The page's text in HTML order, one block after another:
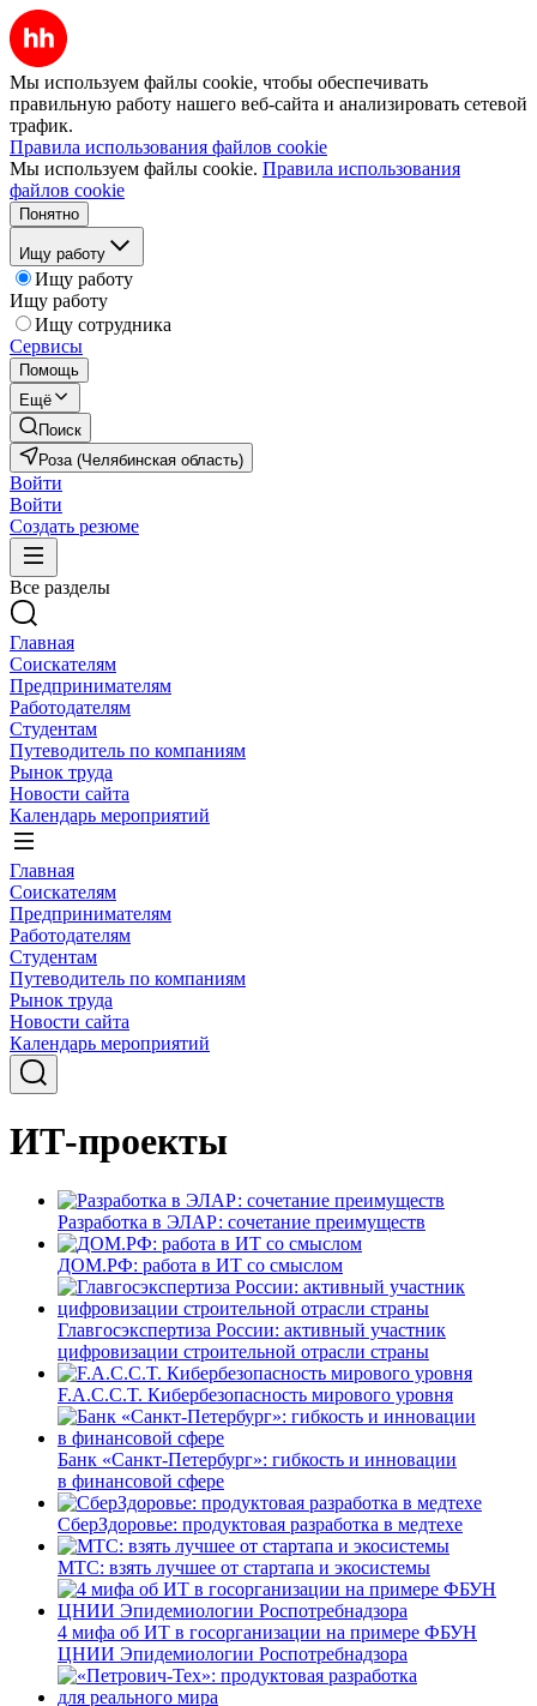
Мы используем файлы cookie, чтобы обеспечивать
правильную работу нашего веб-сайта и анализировать сетевой
трафик.
Правила использования файлов cookie
Мы используем файлы cookie. Правила использования
файлов cookie
Понятно
Ищу работу
Ищу работу
Ищу работу
Ищу сотрудника
Сервисы
Помощь
Ещё
Поиск
Роза (Челябинская область)
Войти
Войти
Создать резюме
Все разделы
Главная
Соискателям
Предпринимателям
Работодателям
Студентам
Путеводитель по компаниям
Рынок труда
Новости сайта
Календарь мероприятий
Главная
Соискателям
Предпринимателям
Работодателям
Студентам
Путеводитель по компаниям
Рынок труда
Новости сайта
Календарь мероприятий
ИТ-проекты
Разработка в ЭЛАР: сочетание преимуществ
ДОМ.РФ: работа в ИТ со смыслом
Главгосэкспертиза России: активный участник
цифровизации строительной отрасли страны
F.A.C.C.T. Кибербезопасность мирового уровня
Банк «Санкт-Петербург»: гибкость и инновации
в финансовой сфере
СберЗдоровье: продуктовая разработка в медтехе
МТС: взять лучшее от стартапа и экосистемы
4 мифа об ИТ в госорганизации на примере ФБУН
ЦНИИ Эпидемиологии Роспотребнадзора